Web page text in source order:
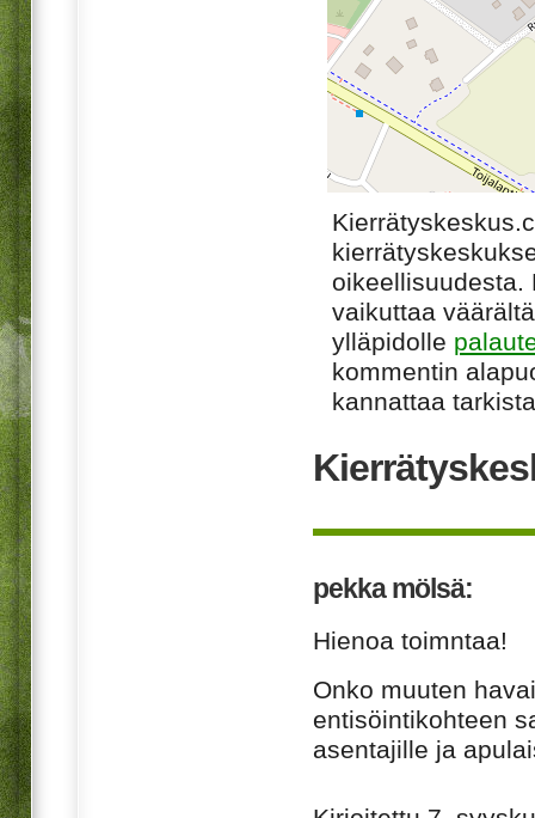
oikeellisuudesta.
vaikuttaa
ylläpidolle
kommentin
kannattaa
pekka mölsä:
Hienoa toimntaa!
Onko muuten
entisöintikohteen
asentajille ja